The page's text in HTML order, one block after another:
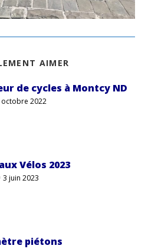
AIMER
de cycles à Montcy ND
octobre 2022
Vélos 2023
3 juin 2023
piétons